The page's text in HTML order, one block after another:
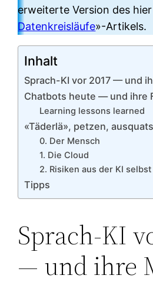
erweiterte Version des
Datenkreisläufe»-Artikels.
Inhalt
Sprach-KI vor 2017 — und
Chatbots heute — und ihre
Learning lessons learned
«Täderlä», petzen,
0. Der Mensch
1. Die Cloud
2. Risiken aus der KI selbst
Tipps
Sprach-KI
— und ihre